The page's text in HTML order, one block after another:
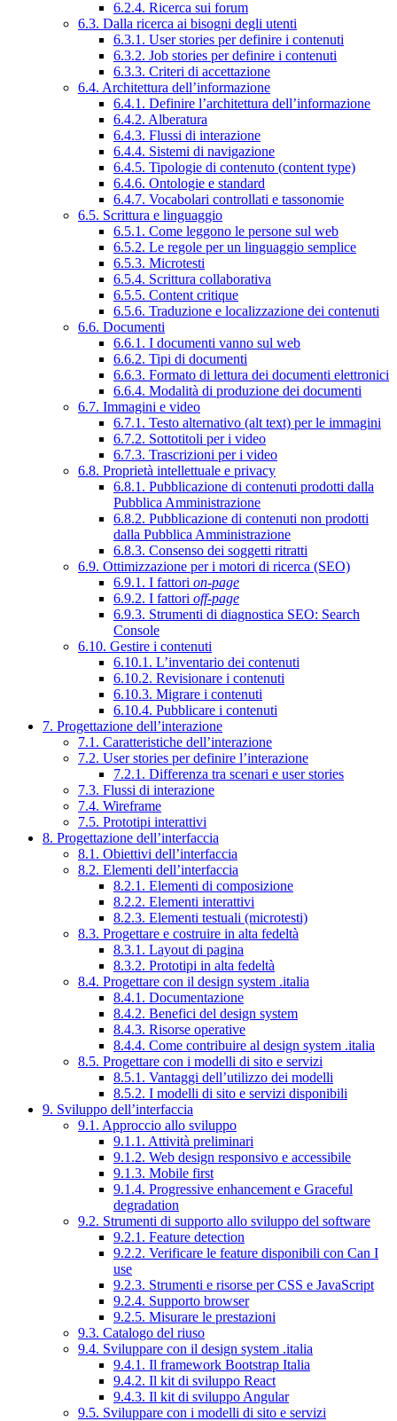
6.2.4. Ricerca sui forum
6.3. Dalla ricerca ai bisogni degli utenti
6.3.1. User stories per definire i contenuti
6.3.2. Job stories per definire i contenuti
6.3.3. Criteri di accettazione
6.4. Architettura dell’informazione
6.4.1. Definire l’architettura dell’informazione
6.4.2. Alberatura
6.4.3. Flussi di interazione
6.4.4. Sistemi di navigazione
6.4.5. Tipologie di contenuto (content type)
6.4.6. Ontologie e standard
6.4.7. Vocabolari controllati e tassonomie
6.5. Scrittura e linguaggio
6.5.1. Come leggono le persone sul web
6.5.2. Le regole per un linguaggio semplice
6.5.3. Microtesti
6.5.4. Scrittura collaborativa
6.5.5. Content critique
6.5.6. Traduzione e localizzazione dei contenuti
6.6. Documenti
6.6.1. I documenti vanno sul web
6.6.2. Tipi di documenti
6.6.3. Formato di lettura dei documenti elettronici
6.6.4. Modalità di produzione dei documenti
6.7. Immagini e video
6.7.1. Testo alternativo (alt text) per le immagini
6.7.2. Sottotitoli per i video
6.7.3. Trascrizioni per i video
6.8. Proprietà intellettuale e privacy
6.8.1. Pubblicazione di contenuti prodotti dalla
Pubblica Amministrazione
6.8.2. Pubblicazione di contenuti non prodotti
dalla Pubblica Amministrazione
6.8.3. Consenso dei soggetti ritratti
6.9. Ottimizzazione per i motori di ricerca (SEO)
6.9.1. I fattori on-page
6.9.2. I fattori off-page
6.9.3. Strumenti di diagnostica SEO: Search
Console
6.10. Gestire i contenuti
6.10.1. L’inventario dei contenuti
6.10.2. Revisionare i contenuti
6.10.3. Migrare i contenuti
6.10.4. Pubblicare i contenuti
7. Progettazione dell’interazione
7.1. Caratteristiche dell’interazione
7.2. User stories per definire l’interazione
7.2.1. Differenza tra scenari e user stories
7.3. Flussi di interazione
7.4. Wireframe
7.5. Prototipi interattivi
8. Progettazione dell’interfaccia
8.1. Obiettivi dell’interfaccia
8.2. Elementi dell’interfaccia
8.2.1. Elementi di composizione
8.2.2. Elementi interattivi
8.2.3. Elementi testuali (microtesti)
8.3. Progettare e costruire in alta fedeltà
8.3.1. Layout di pagina
8.3.2. Prototipi in alta fedeltà
8.4. Progettare con il design system .italia
8.4.1. Documentazione
8.4.2. Benefici del design system
8.4.3. Risorse operative
8.4.4. Come contribuire al design system .italia
8.5. Progettare con i modelli di sito e servizi
8.5.1. Vantaggi dell’utilizzo dei modelli
8.5.2. I modelli di sito e servizi disponibili
9. Sviluppo dell’interfaccia
9.1. Approccio allo sviluppo
9.1.1. Attività preliminari
9.1.2. Web design responsivo e accessibile
9.1.3. Mobile first
9.1.4. Progressive enhancement e Graceful
degradation
9.2. Strumenti di supporto allo sviluppo del software
9.2.1. Feature detection
9.2.2. Verificare le feature disponibili con Can I
use
9.2.3. Strumenti e risorse per CSS e JavaScript
9.2.4. Supporto browser
9.2.5. Misurare le prestazioni
9.3. Catalogo del riuso
9.4. Sviluppare con il design system .italia
9.4.1. Il framework Bootstrap Italia
9.4.2. Il kit di sviluppo React
9.4.3. Il kit di sviluppo Angular
9.5. Sviluppare con i modelli di sito e servizi